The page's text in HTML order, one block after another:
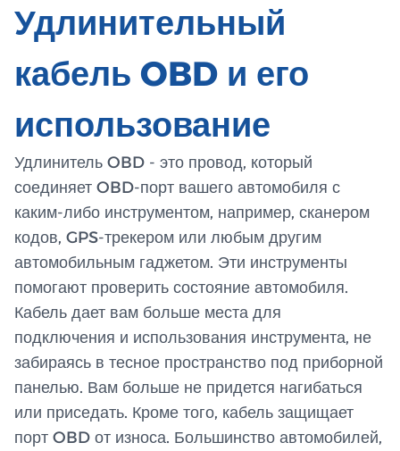
Удлинительный
кабель OBD и его
использование
Удлинитель OBD - это провод, который
соединяет OBD-порт вашего автомобиля с
каким-либо инструментом, например, сканером
кодов, GPS-трекером или любым другим
автомобильным гаджетом. Эти инструменты
помогают проверить состояние автомобиля.
Кабель дает вам больше места для
подключения и использования инструмента, не
забираясь в тесное пространство под приборной
панелью. Вам больше не придется нагибаться
или приседать. Кроме того, кабель защищает
порт OBD от износа. Большинство автомобилей,